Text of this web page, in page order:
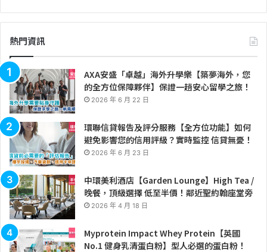
熱門資訊
AXA安盛「卓越」海外升學樂【築夢海外，您
的全方位保障夥伴】保證一趟安心留學之旅！
2026 年 6 月 22 日
環聯信貸報告及評分服務【全方位功能】如何
避免影響您的信用評級？實時監控 信貸無憂！
2026 年 6 月 23 日
中環美利酒店【Garden Lounge】High Tea /
晚餐，頂級選擇 低至半價！鄰近聖約翰座堂旁
2026 年 4 月 18 日
Myprotein Impact Whey Protein【英國
No.1 健身乳清蛋白粉】型人必選的蛋白粉！